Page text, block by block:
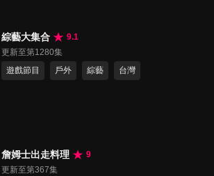
綜藝大集合
9.1
更新至第1280集
遊戲節目
戶外 綜藝 台灣
詹姆士出走料理
9
更新至第367集